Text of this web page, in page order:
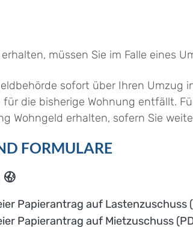
müssen Sie im Falle eines
sofort über Ihren Umzug
die bisherige Wohnung entfällt.
Wohngeld erhalten, sofern Sie
FORMULARE
Papierantrag auf Lastenzuschuss
Papierantrag auf Mietzuschuss